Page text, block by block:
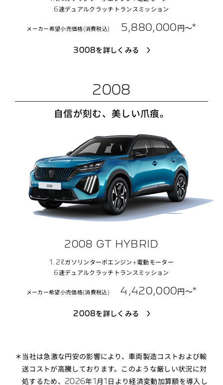
6速デュアルクラッチトランスミッション
メーカー希望小売価格(消費税込) 5,880,000円〜*
3008を詳しくみる
2008
自信が刻む、美しい爪痕。
2008 GT HYBRID
1.2ℓガソリンターボエンジン+電動モーター
6速デュアルクラッチトランスミッション
メーカー希望小売価格(消費税込) 4,420,000円〜*
2008を詳しくみる
＊当社は急激な円安の影響により、車両製造コストおよび輸
送コストが高騰しております。このような厳しい状況に対
処するため、2026年1月1日より経済変動加算額を導入し